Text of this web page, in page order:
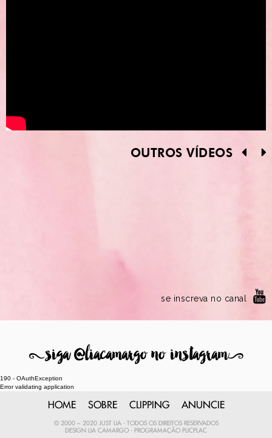
OUTROS VÍDEOS
se inscreva no canal
8siga @liacamargo no instagram9
190 - OAuthException
Error validating application
HOME SOBRE CLIPPING ANUNCIE
© 2000 ~ 2020 JUST LIA - TODOS OS DIREITOS RESERVADOS
DESIGN
LIA CAMARGO - PROGRAMAÇÃO PLICPLAC